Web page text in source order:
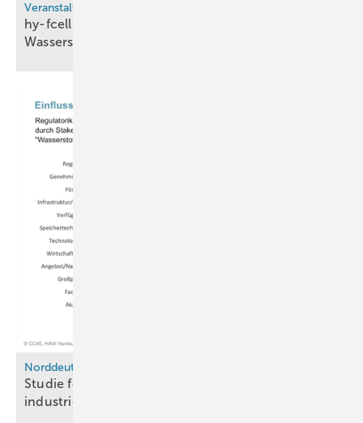
Veranstaltungen
hy-fcell 2025 bringt internationale
Wasserstoffbranche in Stuttgart
Norddeutsches Reallabor
Studie fordert stabile Rahmenbedingungen für
industrielle